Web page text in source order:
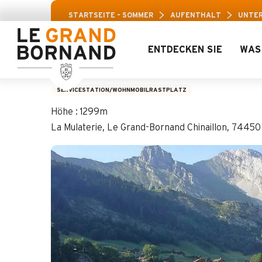
au
contenu
principal
Aravis-Freizeitpass: Bis zu 30 %
ENTDECKEN SIE
STARTSEITE – SOMMER AUFENTHALT
SERVICESTATION/WOHNMOBILRASTPLATZ
Höhe : 1299m
La Mulaterie, Le Grand-Bornand Chinaillon,